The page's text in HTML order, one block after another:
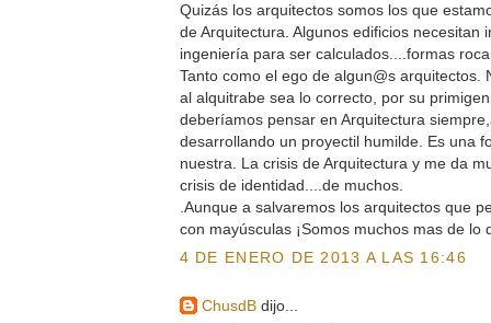
Quizás los arquitectos somos los que
de Arquitectura. Algunos edificios necesitan
ingeniería para ser calculados....formas
Tanto como el ego de algun@s arquitectos.
al alquitrabe sea lo correcto, por su
deberíamos pensar en Arquitectura
desarrollando un proyectil humilde. Es una
nuestra. La crisis de Arquitectura y me da
crisis de identidad....de muchos.
.Aunque a salvaremos los arquitectos que
con mayúsculas ¡Somos muchos mas de lo
4 DE ENERO DE 2013 A LAS 16:46
ChusdBdijo...